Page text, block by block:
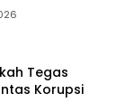
Tegas
Korupsi